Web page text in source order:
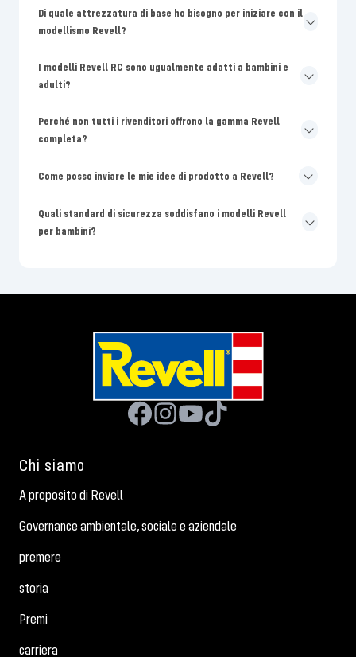
Di quale attrezzatura di base ho bisogno per iniziare con il
modellismo Revell?
I modelli Revell RC sono ugualmente adatti a bambini e
adulti?
Perché non tutti i rivenditori offrono la gamma Revell
completa?
Come posso inviare le mie idee di prodotto a Revell?
Quali standard di sicurezza soddisfano i modelli Revell
per bambini?
Chi siamo
A proposito di Revell
Governance ambientale, sociale e aziendale
premere
storia
Premi
carriera